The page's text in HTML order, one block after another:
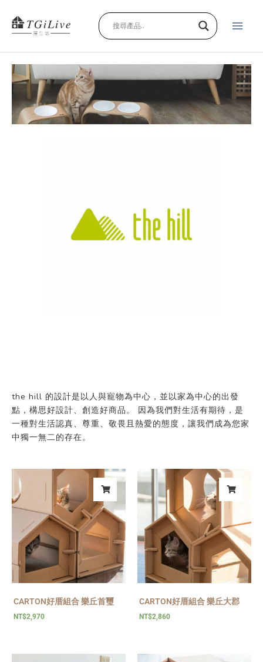
主
選
單
the hill 的設計是以人與寵物為中心，並以家為中心的出發
點，構思好設計、創造好商品。 因為我們對生活有期待，是
一種對生活認真、尊重、敬畏且熱愛的態度，讓我們成為您家
中獨一無二的存在。
CARTON好厝組合 樂丘首璽
NT$2,970
CARTON好厝組合 樂丘大郡
NT$2,860